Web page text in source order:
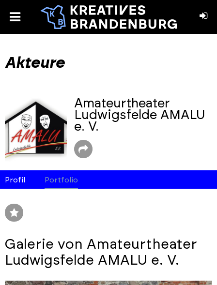
toggle
Akteure
Amateurtheater
Ludwigsfelde AMALU
e. V.
Profil Portfolio
Galerie von Amateurtheater
Ludwigsfelde AMALU e. V.